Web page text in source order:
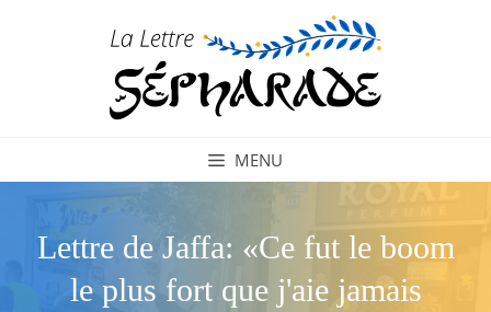
MENU
Lettre de Jaffa: «Ce fut le boom
le plus fort que j'aie jamais